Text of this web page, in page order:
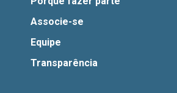
Associe-se
Equipe
Transparência